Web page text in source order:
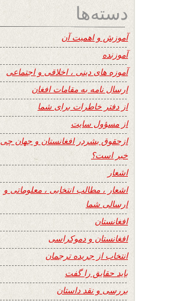
دسته‌ها
آموزش و اهمیت آن
آموزنده
آموزه های دینی ، اخلاقی و اجتماعی
ارسال نامه به مقامات افغان
از دفتر خاطرات برای شما
از مسؤول سایت
ازحقوق بشردر افغانستان و جهان چی
خبر است؟
اشعار
اشعار ، مطالب انتخابی ، معلوماتی و
ارسالی شما
افغانستان
افغانستان و دموکراسی
انتخاب از جریده ترجمان
باید حقایق را گفت
بررسی و نقد داستان